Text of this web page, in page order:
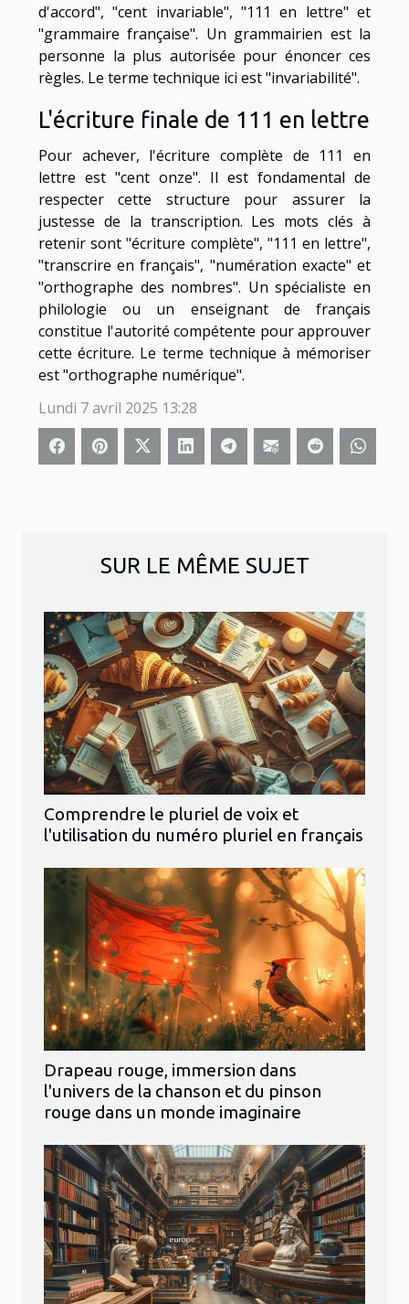
d'accord", "cent invariable", "111 en lettre" et
"grammaire française". Un grammairien est la
personne la plus autorisée pour énoncer ces
règles. Le terme technique ici est "invariabilité".
L'écriture finale de 111 en lettre
Pour achever, l'écriture complète de 111 en
lettre est "cent onze". Il est fondamental de
respecter cette structure pour assurer la
justesse de la transcription. Les mots clés à
retenir sont "écriture complète", "111 en lettre",
"transcrire en français", "numération exacte" et
"orthographe des nombres". Un spécialiste en
philologie ou un enseignant de français
constitue l'autorité compétente pour approuver
cette écriture. Le terme technique à mémoriser
est "orthographe numérique".
Lundi 7 avril 2025 13:28
SUR LE MÊME SUJET
Comprendre le pluriel de voix et
l'utilisation du numéro pluriel en français
Drapeau rouge, immersion dans
l'univers de la chanson et du pinson
rouge dans un monde imaginaire